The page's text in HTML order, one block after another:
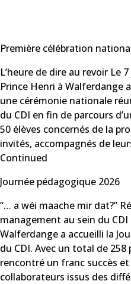
Première célébration
L’heure de dire au revoir Le
Prince Henri à Walferdange
une cérémonie nationale
du CDI en fin de parcours
50 élèves concernés de la
invités, accompagnés de
Continued
Journée pédagogique 2026
“… a wéi maache mir dat?”
management au sein du CDI
Walferdange a accueilli la
du CDI. Avec un total de
rencontré un franc succès
collaborateurs issus des